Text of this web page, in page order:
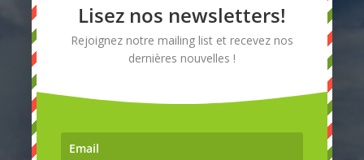
Lisez nos newsletters!
Rejoignez notre mailing list et recevez nos
dernières nouvelles !